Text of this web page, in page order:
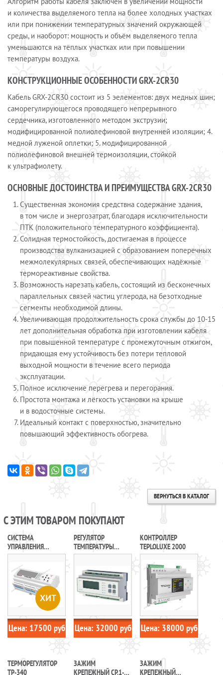
и количества выделяемого тепла на более холодных участках
или при понижении температурных значений окружающей
среды, и наоборот: мощность и объём выделяемого тепла
уменьшаются на тёплых участках или при повышении
температуры воздуха.
КОНСТРУКЦИОННЫЕ ОСОБЕННОСТИ GRX-2CR30
Кабель GRX-2CR30 состоит из 5 эелементов: двух медных шин;
саморегулирующегося проводящего непрерывного
сердечника, изготовленного методом экструзии;
модифицированной полиолефиновой внутренней изоляции; 4.
медной луженой оплетки; 5. модифицированной
полиолефиновой внешней термоизоляции, стойкой
к ультрафиолету.
ОСНОВНЫЕ ДОСТОИНСТВА И ПРЕИМУЩЕСТВА GRX-2CR30
Существенная экономия средствна содержание здания,
в том числе и энергозатрат, благодаря исключительности
ПТК (положительного температурного коэффициента).
Солидная термостойкость, достигаемая в процессе
производства вулканизацией с образованием поперечных
межмолекулярных связей, обеспечивающих надёжные
термореактивные свойства.
Возможность нарезать кабель, состоящий из бесконечных
параллельных связей частиц углерода, на безотходные
сегменты необходимой длины.
Увеличивающая продолжительность срока службы до 10-15
лет дополнительная обработка при изготовлении кабеля
при повышенной температуре с промежуточным отжигом,
придающая ему устойчивость без потери тепловой
выходной мощности в течение всего периода
эксплуатации.
Полное исключение перегрева и перегорания.
Простота монтажа и лёгкость установки на крыше
и в водосточные системы.
Идеальный контакт с поверхностью, значительно
повышающий эффективность обогрева.
ВЕРНУТЬСЯ В КАТАЛОГ
С ЭТИМ ТОВАРОМ ПОКУПАЮТ
CИСТЕМА
УПРАВЛЕНИЯ
ТЕРМ-2000
ХИТ
Цена: 17500 руб
РЕГУЛЯТОР
ТЕМПЕРАТУРЫ
РТМ-2000
Цена: 32000 руб
КОНТРОЛЛЕР
TEPLOLUXE 2000
Цена: 38000 руб
ТЕРМОРЕГУЛЯТОР
ТР-340
ЗАЖИМ
КРЕПЕЖНЫЙ СР.1-
ЗАЖИМ
КРЕПЕЖНЫЙ